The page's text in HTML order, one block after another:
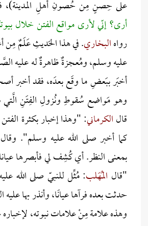
على حِصنٍ مِن حُصونِ أهلِ المدينة)،
أرى؟ إنّي لأرىمواقعالفتن خلال
رواهالبخاري.في هذا الحَديثِ عَلَمٌ مِن
عليه وسلم، ومُعجزةٌ ظاهرةٌ له عليه
أخبَر ببَعضِ ما وقَع بعدَه، فقد أخبر
وهو مَواضع سُقوطِ ونُزولِ الفِتَنِ الَّتي
قالالكرماني: "وهذا إخبار بكثرة
كما أخبر صلى الله عليه وسلم". وقال
بمعنى النظر. أي كُشِف لي فأبصرها
"قال المُهَلب: مُثِّل للنبيّ صلى الله
حدثت بعده فرآها عيانًا، وأنذر بها
وهذه علامة مِنْ علامات نبوته،